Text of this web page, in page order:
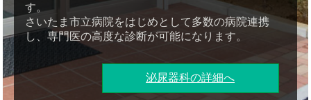
す。
さいたま市立病院をはじめとして多数の病院連携
し、専門医の高度な診断が可能になります。
泌尿器科の詳細へ